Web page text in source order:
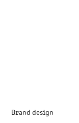
Brand design